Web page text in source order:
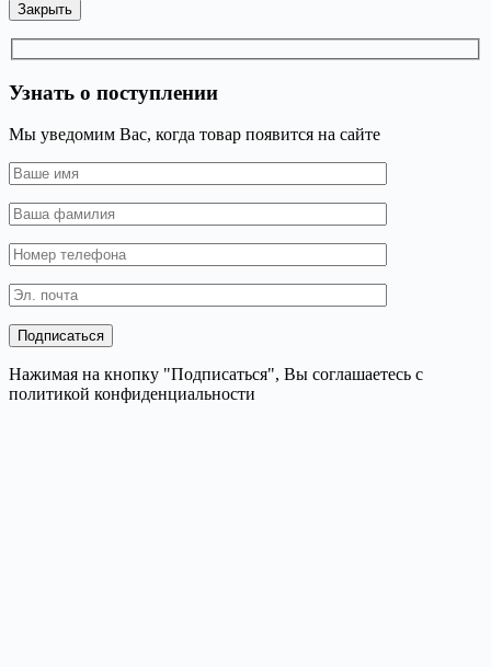
Закрыть
Узнать о поступлении
Мы уведомим Вас, когда товар появится на сайте
Нажимая на кнопку "Подписаться", Вы соглашаетесь с
политикой конфиденциальности